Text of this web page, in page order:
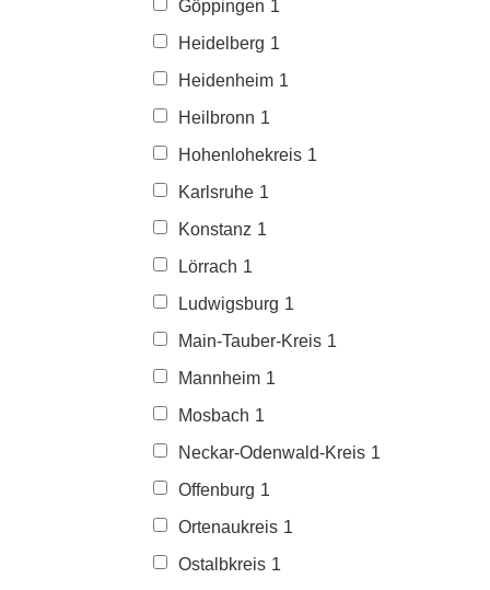
Göppingen 1
Heidelberg 1
Heidenheim 1
Heilbronn 1
Hohenlohekreis 1
Karlsruhe 1
Konstanz 1
Lörrach 1
Ludwigsburg 1
Main-Tauber-Kreis 1
Mannheim 1
Mosbach 1
Neckar-Odenwald-Kreis 1
Offenburg 1
Ortenaukreis 1
Ostalbkreis 1